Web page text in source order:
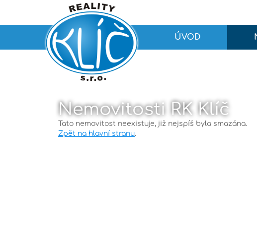
ÚVOD
Nemovitosti RK Klíč
Tato nemovitost neexistuje, již nejspíš byla smazána.
Zpět na hlavní stranu.